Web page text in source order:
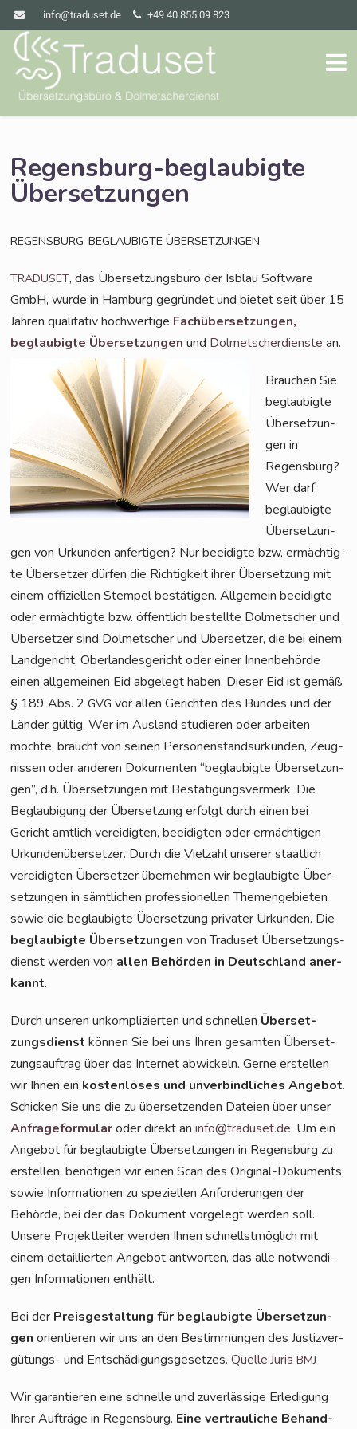
info@traduset.de +49 40 855 09 823
Regensburg-beglaubigte
Übersetzungen
REGENSBURG-BEGLAUBIGTE ÜBERSETZUNGEN
TRADUSET, das Über­set­zungs­bü­ro der Isblau Soft­ware
GmbH, wur­de in Ham­burg gegrün­det und bie­tet seit über 15
Jah­ren qua­li­ta­tiv hoch­wer­ti­ge Fach­über­set­zun­gen,
beglau­big­te Über­set­zun­gen und Dol­met­scher­diens­te an.
Brau­chen Sie
beglau­big­te
Über­set­zun­
gen in
Regens­burg?
Wer darf
beglau­big­te
Über­set­zun­
gen von Urkun­den anfer­ti­gen? Nur beei­dig­te bzw. ermäch­tig­
te Über­set­zer dür­fen die Rich­tig­keit ihrer Über­set­zung mit
einem offi­zi­el­len Stem­pel bestä­ti­gen. All­ge­mein beei­dig­te
oder ermäch­tig­te bzw. öffent­lich bestell­te Dol­met­scher und
Über­set­zer sind Dol­met­scher und Über­set­zer, die bei einem
Land­ge­richt, Ober­lan­des­ge­richt oder einer Innen­be­hör­de
einen all­ge­mei­nen Eid abge­legt haben. Die­ser Eid ist gemäß
§ 189 Abs. 2GVG vor allen Gerich­ten des Bun­des und der
Län­der gül­tig. Wer im Aus­land stu­die­ren oder arbei­ten
möch­te, braucht von sei­nen Per­so­nen­stand­sur­kun­den, Zeug­
nis­sen oder ande­ren Doku­men­ten “beglau­big­te Über­set­zun­
gen”, d.h. Über­set­zun­gen mit Bestä­ti­gungs­ver­merk. Die
Beglau­bi­gung der Über­set­zung erfolgt durch einen bei
Gericht amt­lich ver­ei­dig­ten, beei­dig­ten oder ermäch­ti­gen
Urkun­den­über­set­zer. Durch die Viel­zahl unse­rer staat­lich
ver­ei­dig­ten Über­set­zer über­neh­men wir beglau­big­te Über­
set­zun­gen in sämt­li­chen pro­fes­sio­nel­len The­men­ge­bie­ten
sowie die beglau­big­te Über­set­zung pri­va­ter Urkun­den. Die
beglau­big­te Über­set­zun­gen von Tra­du­set Über­set­zungs­
dienst wer­den von allen Behör­den in Deutsch­land aner­
kannt.
Durch unse­ren unkom­pli­zier­ten und schnel­len Über­set­
zungs­dienst kön­nen Sie bei uns Ihren gesam­ten Über­set­
zungs­auf­trag über das Inter­net abwi­ckeln. Ger­ne erstel­len
wir Ihnen ein kos­ten­lo­ses und unver­bind­li­ches Ange­bot.
Schi­cken Sie uns die zu über­set­zen­den Datei­en über unser
Anfra­ge­for­mu­laroder direkt aninfo@traduset.de. Um ein
Ange­bot für beglau­big­te Über­set­zun­gen in Regens­burg zu
erstel­len, benö­ti­gen wir einen Scan des Ori­gi­nal-Doku­ments,
sowie Infor­ma­tio­nen zu spe­zi­el­len Anfor­de­run­gen der
Behör­de, bei der das Doku­ment vor­ge­legt wer­den soll.
Unse­re Pro­jekt­lei­ter wer­den Ihnen schnellst­mög­lich mit
einem detail­lier­ten Ange­bot ant­wor­ten, das alle not­wen­di­
gen Infor­ma­tio­nen enthält.
Bei der Preis­ge­stal­tung für beglau­big­te Über­set­zun­
gen ori­en­tie­ren wir uns an den Bestim­mun­gen des Jus­tiz­ver­
gü­tungs- und Ent­schä­di­gungs­ge­set­zes.Quelle:JurisBMJ
Wir garan­tie­ren eine schnel­le und zuver­läs­si­ge Erle­di­gung
Ihrer Auf­trä­ge in Regens­burg. Eine ver­trau­li­che Behand­